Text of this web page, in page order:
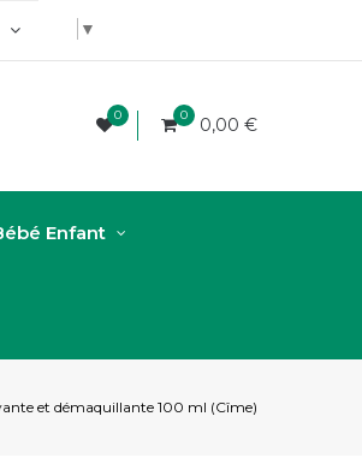
▼
0 0 0,00 €
Enfant
et démaquillante 100 ml (Cîme)